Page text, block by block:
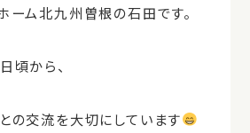
ーム北九州曽根の石田です。
頃から、
の交流を大切にしています